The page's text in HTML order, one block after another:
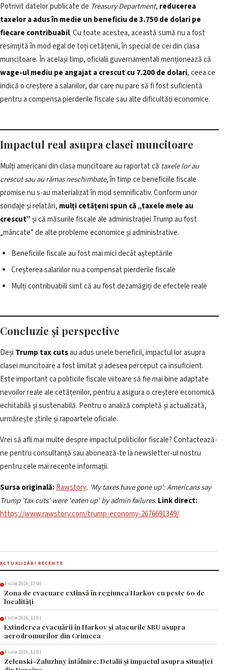
Potrivit datelor publicate de Treasury Department, reducerea
taxelor a adus în medie un beneficiu de 3.750 de dolari pe
fiecare contribuabil. Cu toate acestea, această sumă nu a fost
resimțită în mod egal de toți cetățenii, în special de cei din clasa
muncitoare. În același timp, oficialii guvernamentali menționează că
wage-ul mediu pe angajat a crescut cu 7.200 de dolari, ceea ce
indică o creștere a salariilor, dar care nu pare să fi fost suficientă
pentru a compensa pierderile fiscale sau alte dificultăți economice.
Impactul real asupra clasei muncitoare
Mulți americani din clasa muncitoare au raportat că taxele lor au
crescut sau au rămas neschimbate, în timp ce beneficiile fiscale
promise nu s-au materializat în mod semnificativ. Conform unor
sondaje și relatări, mulți cetățeni spun că „taxele mele au
crescut”și că măsurile fiscale ale administrației Trump au fost
„mâncate” de alte probleme economice și administrative.
Beneficiile fiscale au fost mai mici decât așteptările
Creșterea salariilor nu a compensat pierderile fiscale
Mulți contribuabili simt că au fost dezamăgiți de efectele reale
Concluzie și perspective
Deși Trump tax cutsau adus unele beneficii, impactul lor asupra
clasei muncitoare a fost limitat și adesea perceput ca insuficient.
Este important ca politicile fiscale viitoare să fie mai bine adaptate
nevoilor reale ale cetățenilor, pentru a asigura o creștere economică
echitabilă și sustenabilă. Pentru o analiză completă și actualizată,
urmărește știrile și rapoartele oficiale.
Vrei să afli mai multe despre impactul politicilor fiscale? Contactează-
ne pentru consultanță sau abonează-te la newsletter-ul nostru
pentru cele mai recente informații.
Sursa originală:Rawstory. 'My taxes have gone up': Americans say
Trump 'tax cuts' were 'eaten up' by admin failures. Link direct:
https://www.rawstory.com/trump-economy-2676691349/
ACTUALIZĂRI RECENTE
4 iulie 2026, 17:00
Zona de evacuare extinsă în regiunea Harkov cu peste 60 de
localități
4 iulie 2026, 12:01
Extinderea evacuării în Harkov și atacurile SBU asupra
aerodromurilor din Crimeea
4 iulie 2026, 12:01
Zelenski-Zaluzhny întâlnire: Detalii și impactul asupra situației